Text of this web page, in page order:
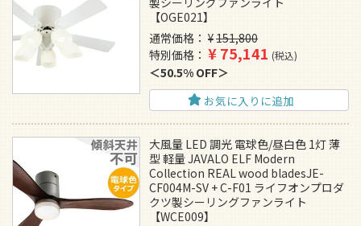
【OGE021】
通常価格
¥151,800
特別価格
¥75,141 税込
50.5% OFF
お気に入りに追加
大風量 LED 調光 電球色/昼白色 1灯 薄
型 軽量 JAVALO ELF Modern
Collection REAL wood bladesJE-
CF004M-SV + C-F01 ライフオンプロダ
クツ製シーリングファンライト
【WCE009】